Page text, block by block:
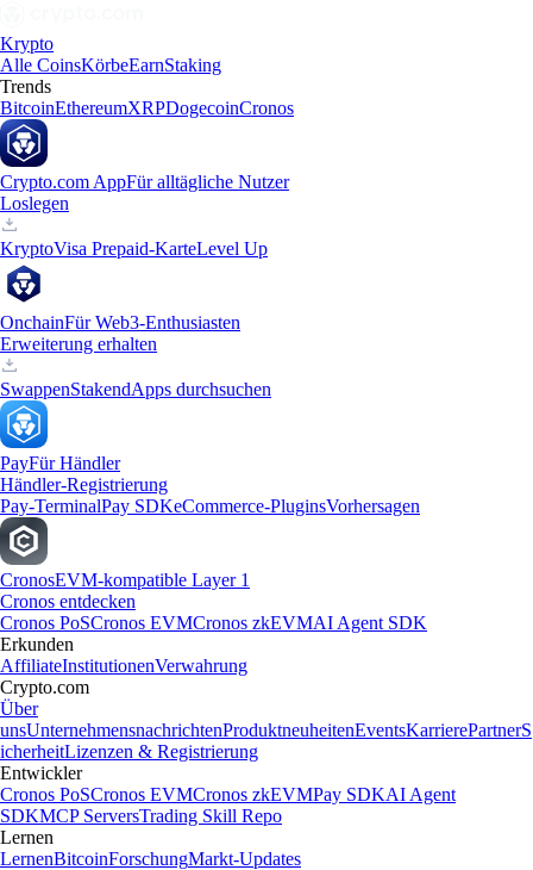
Krypto
Alle CoinsKörbeEarnStaking
Trends
BitcoinEthereumXRPDogecoinCronos
Crypto.com AppFür alltägliche Nutzer
Loslegen
KryptoVisa Prepaid-KarteLevel Up
OnchainFür Web3-Enthusiasten
Erweiterung erhalten
SwappenStakendApps durchsuchen
PayFür Händler
Händler-Registrierung
Pay-TerminalPay SDKeCommerce-PluginsVorhersagen
CronosEVM-kompatible Layer 1
Cronos entdecken
Cronos PoSCronos EVMCronos zkEVMAI Agent SDK
Erkunden
AffiliateInstitutionenVerwahrung
Crypto.com
Über
unsUnternehmensnachrichtenProduktneuheitenEventsKarrierePartnerS
icherheitLizenzen & Registrierung
Entwickler
Cronos PoSCronos EVMCronos zkEVMPay SDKAI Agent
SDKMCP ServersTrading Skill Repo
Lernen
LernenBitcoinForschungMarkt-Updates